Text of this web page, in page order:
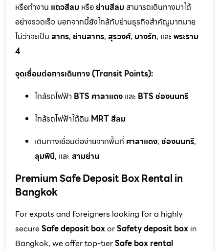
หรือทำงาน แถวสีลม หรือย่านสีลม สามารถเดินทางมาได้
อย่างรวดเร็ว นอกจากนี้ยังใกล้กับย่านธุรกิจสำคัญมากมาย
ไม่ว่าจะเป็น สาทร, ย่านสาทร, สุรวงศ์, บางรัก, และ พระราม
4
จุดเชื่อมต่อการเดินทาง (Transit Points):
ใกล้รถไฟฟ้า BTS ศาลาแดง และ BTS ช่องนนทรี
ใกล้รถไฟฟ้าใต้ดิน MRT สีลม
เดินทางเชื่อมต่อง่ายจากพื้นที่ ศาลาแดง, ช่องนนทรี,
ลุมพินี, และ สามย่าน
Premium Safe Deposit Box Rental in
Bangkok
For expats and foreigners looking for a highly
secureSafe deposit boxorSafety deposit box in
Bangkok, we offer top-tierSafe box rental